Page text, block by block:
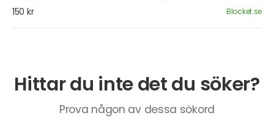
150 kr Blocket.se
Hittar du inte det du söker?
Prova någon av dessa sökord